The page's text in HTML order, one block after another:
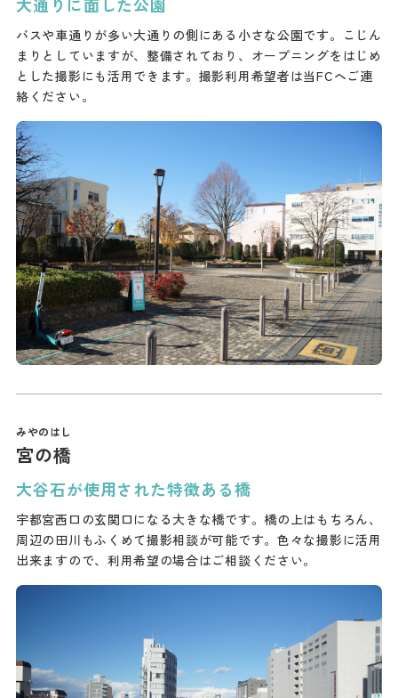
バスや車通りが多い大通りの側にある小さな公園です。こじん
まりとしていますが、整備されており、オープニングをはじめ
とした撮影にも活用できます。撮影利用希望者は当FCへご連
絡ください。
宮の橋
大谷石が使用された特徴ある橋
宇都宮西口の玄関口になる大きな橋です。橋の上はもちろん、
周辺の田川もふくめて撮影相談が可能です。色々な撮影に活用
出来ますので、利用希望の場合はご相談ください。